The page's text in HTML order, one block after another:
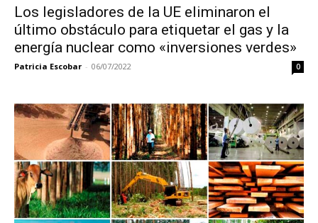
Los legisladores de la UE eliminaron el
último obstáculo para etiquetar el gas y la
energía nuclear como «inversiones verdes»
Patricia Escobar - 06/07/2022 0